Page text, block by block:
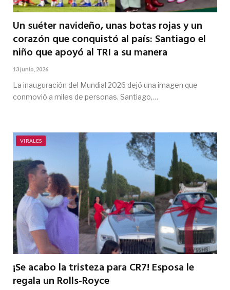
Un suéter navideño, unas botas rojas y un
corazón que conquistó al país: Santiago el
niño que apoyó al TRI a su manera
13 junio, 2026
La inauguración del Mundial 2026 dejó una imagen que
conmovió a miles de personas. Santiago,…
VIRALES
¡Se acabo la tristeza para CR7! Esposa le
regala un Rolls-Royce